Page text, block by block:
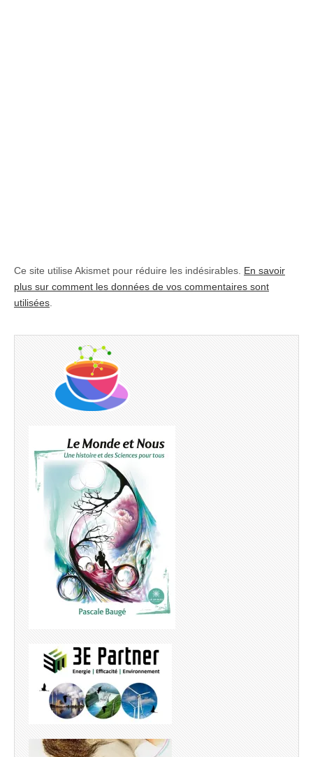
Ce site utilise Akismet pour réduire les indésirables. En savoir
plus sur comment les données de vos commentaires sont
utilisées